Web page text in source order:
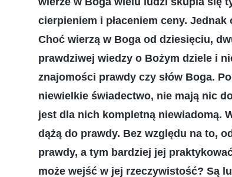
cierpieniem i płaceniem ceny.
Choć wierzą w Boga od dziesięciu,
prawdziwej wiedzy o Bożym dziele i
znajomości prawdy czy słów Boga.
niewielkie świadectwo, nie mają nic
jest dla nich kompletną niewiadomą.
dążą do prawdy. Bez względu na to,
prawdy, a tym bardziej jej
może wejść w jej rzeczywistość? Są